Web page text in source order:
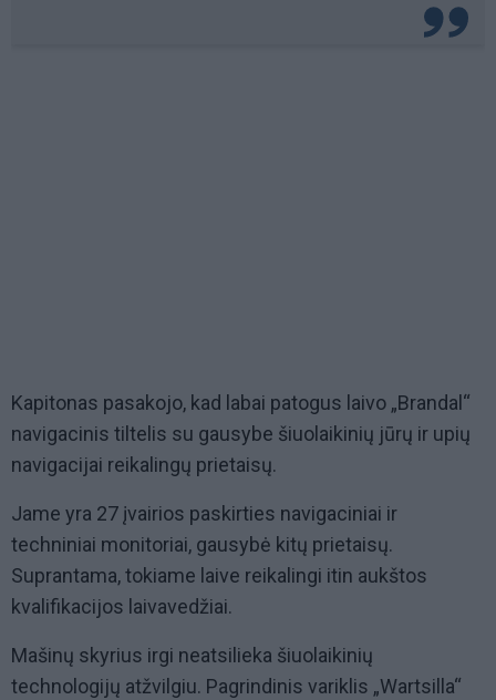
Kapitonas pasakojo, kad labai patogus laivo „Brandal“
navigacinis tiltelis su gausybe šiuolaikinių jūrų ir upių
navigacijai reikalingų prietaisų.
Jame yra 27 įvairios paskirties navigaciniai ir
techniniai monitoriai, gausybė kitų prietaisų.
Suprantama, tokiame laive reikalingi itin aukštos
kvalifikacijos laivavedžiai.
Mašinų skyrius irgi neatsilieka šiuolaikinių
technologijų atžvilgiu. Pagrindinis variklis „Wartsilla“